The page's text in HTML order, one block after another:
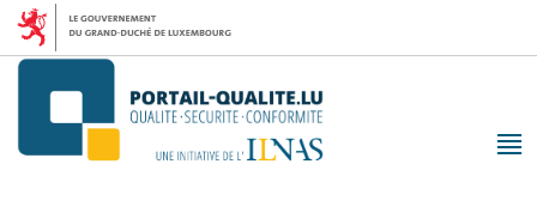
Aller
la
Aller
contenu